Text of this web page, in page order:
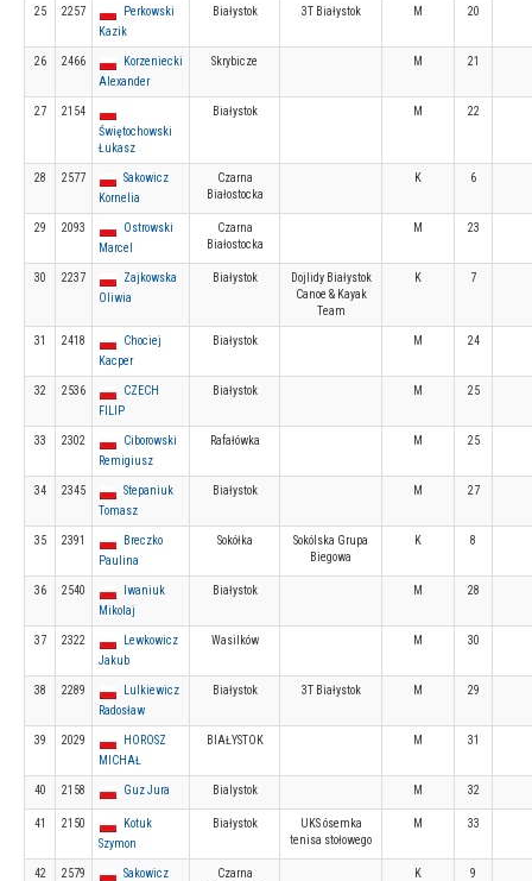
25 2257
Perkowski
Kazik
Białystok 3T Białystok M 20
26 2466
Korzeniecki
Alexander
Skrybicze M 21
27
2154
Świętochowski
Łukasz
Białystok M 22
28 2577
Sakowicz
Kornelia
Czarna
Białostocka
K 6
29 2093
Ostrowski
Marcel
Czarna
Białostocka
M 23
30 2237
Zajkowska
Oliwia
Białystok
Dojlidy Białystok
Canoe & Kayak
Team
K 7
31 2418
Chociej
Kacper
Białystok M 24
32 2536
CZECH
FILIP
Białystok M 25
33 2302
Ciborowski
Remigiusz
Rafałówka M 25
34 2345
Stepaniuk
Tomasz
Białystok M 27
35 2391
Breczko
Paulina
Sokółka
Sokólska Grupa
Biegowa
K 8
36 2540
Iwaniuk
Mikolaj
Białystok M 28
37 2322
Lewkowicz
Jakub
Wasilków M 30
38 2289
Lulkiewicz
Radosław
Białystok 3T Białystok M 29
39 2029
HOROSZ
MICHAŁ
BIAŁYSTOK M 31
40 2158 Guz Jura Bialystok M 32
41 2150
Kotuk
Szymon
Białystok
UKS ósemka
tenisa stołowego
M 33
42 2579
Sakowicz
Czarna
K 9